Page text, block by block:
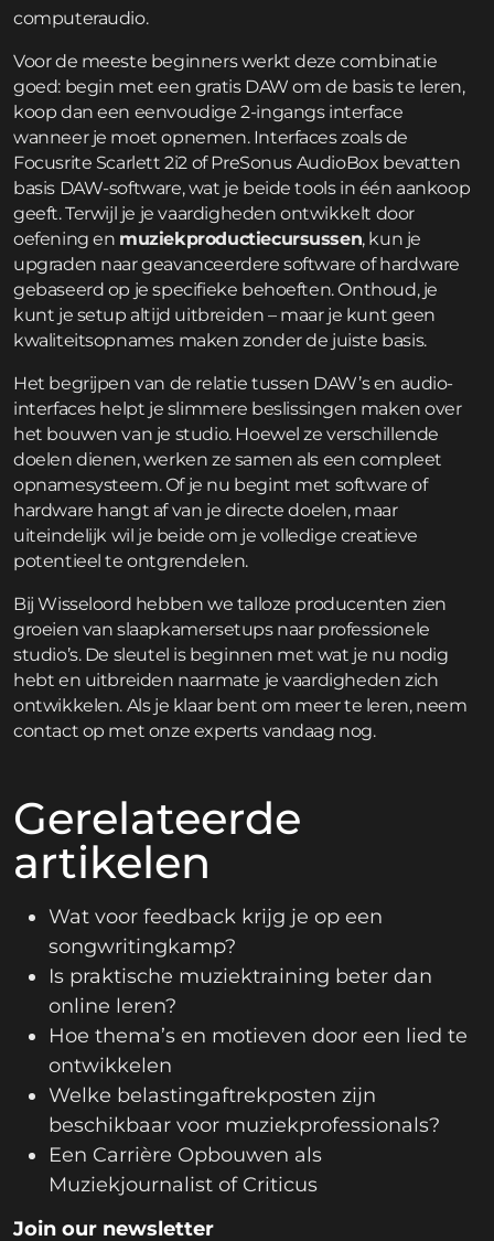
computeraudio.
Voor de meeste beginners werkt deze combinatie
goed: begin met een gratis DAW om de basis te leren,
koop dan een eenvoudige 2-ingangs interface
wanneer je moet opnemen. Interfaces zoals de
Focusrite Scarlett 2i2 of PreSonus AudioBox bevatten
basis DAW-software, wat je beide tools in één aankoop
geeft. Terwijl je je vaardigheden ontwikkelt door
oefening en muziekproductiecursussen, kun je
upgraden naar geavanceerdere software of hardware
gebaseerd op je specifieke behoeften. Onthoud, je
kunt je setup altijd uitbreiden – maar je kunt geen
kwaliteitsopnames maken zonder de juiste basis.
Het begrijpen van de relatie tussen DAW’s en audio-
interfaces helpt je slimmere beslissingen maken over
het bouwen van je studio. Hoewel ze verschillende
doelen dienen, werken ze samen als een compleet
opnamesysteem. Of je nu begint met software of
hardware hangt af van je directe doelen, maar
uiteindelijk wil je beide om je volledige creatieve
potentieel te ontgrendelen.
Bij Wisseloord hebben we talloze producenten zien
groeien van slaapkamersetups naar professionele
studio’s. De sleutel is beginnen met wat je nu nodig
hebt en uitbreiden naarmate je vaardigheden zich
ontwikkelen. Als je klaar bent om meer te leren, neem
contact op met onze experts vandaag nog.
Gerelateerde
artikelen
Wat voor feedback krijg je op een
songwritingkamp?
Is praktische muziektraining beter dan
online leren?
Hoe thema’s en motieven door een lied te
ontwikkelen
Welke belastingaftrekposten zijn
beschikbaar voor muziekprofessionals?
Een Carrière Opbouwen als
Muziekjournalist of Criticus
Join our newsletter